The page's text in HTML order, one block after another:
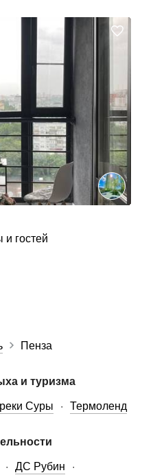
и гостей
Пенза
и туризма
Суры Термоленд
ДС Рубин